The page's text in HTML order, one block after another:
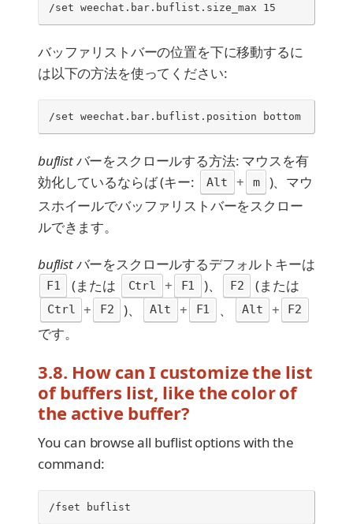
/set weechat.bar.buflist.size_max 15
バッファリストバーの位置を下に移動するに
は以下の方法を使ってください:
/set weechat.bar.buflist.position bottom
buflistバーをスクロールする方法: マウスを有
効化しているならば (キー:
Alt + m
)、マウ
スホイールでバッファリストバーをスクロー
ルできます。
buflistバーをスクロールするデフォルトキーは
F1 (または Ctrl + F1 )、 F2 (または
Ctrl + F2 )、 Alt + F1 、 Alt + F2
です。
3.8. How can I customize the list
of buffers list, like the color of
the active buffer?
You can browse all buflist options with the
command:
/fset buflist